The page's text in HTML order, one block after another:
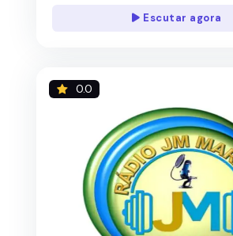
Escutar agora
0.0